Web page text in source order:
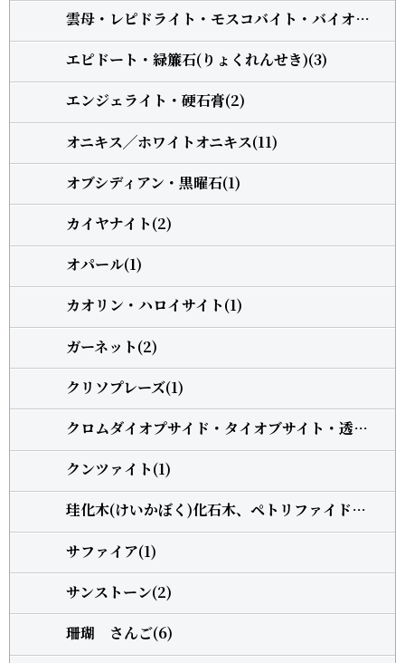
雲母・レピドライト・モスコバイト・バイオタイト(3)
エピドート・緑簾石(りょくれんせき)(3)
エンジェライト・硬石膏(2)
オニキス╱ホワイトオニキス(11)
オブシディアン・黒曜石(1)
カイヤナイト(2)
オパール(1)
カオリン・ハロイサイト(1)
ガーネット(2)
クリソプレーズ(1)
クロムダイオプサイド・タイオブサイト・透輝石(1)
クンツァイト(1)
珪化木(けいかぼく)化石木、ペトリファイドウッド(1)
サファイア(1)
サンストーン(2)
珊瑚 さんご(6)